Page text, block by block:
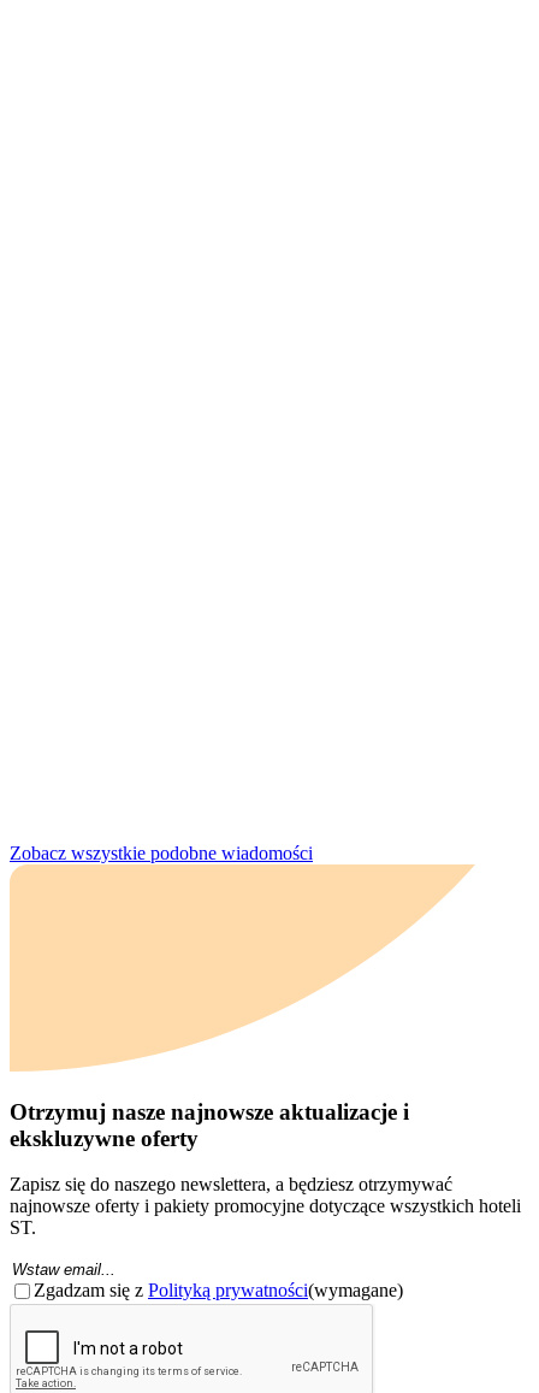
Zobacz wszystkie podobne wiadomości
Otrzymuj nasze najnowsze aktualizacje i
ekskluzywne oferty
Zapisz się do naszego newslettera, a będziesz otrzymywać
najnowsze oferty i pakiety promocyjne dotyczące wszystkich hoteli
ST.
Email(Wymagane)
Zgoda(wymagane)
Zgadzam się z Polityką prywatności(wymagane)
CAPTCHA